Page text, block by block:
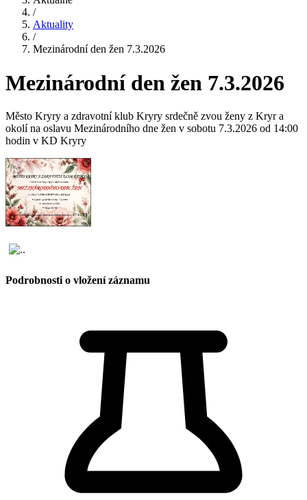
/
Aktuality
/
Mezinárodní den žen 7.3.2026
Mezinárodní den žen 7.3.2026
Město Kryry a zdravotní klub Kryry srdečně zvou ženy z Kryr a
okolí na oslavu Mezinárodního dne žen v sobotu 7.3.2026 od 14:00
hodin v KD Kryry
Podrobnosti o vložení záznamu